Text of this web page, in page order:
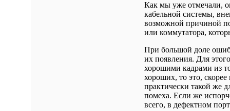
Как мы уже отмечали,
кабельной системы,
возможной причиной
или коммутатора,
При большой доле
их появления. Для
хорошими кадрами из
хороших, то это,
практически такой же
помеха. Если же
всего, в дефектном